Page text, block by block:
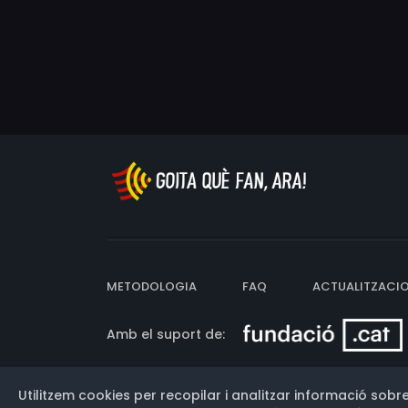
METODOLOGIA FAQ
Amb el suport de:
Utilitzem cookies per recopilar i analitzar informació